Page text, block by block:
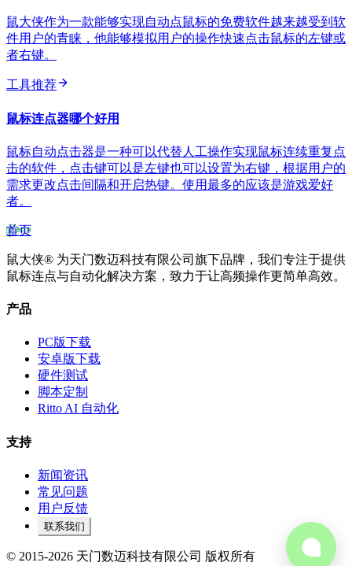
鼠大侠作为一款能够实现自动点鼠标的免费软件越来越受到软
件用户的青睐，他能够模拟用户的操作快速点击鼠标的左键或
者右键。
工具推荐
鼠标连点器哪个好用
鼠标自动点击器是一种可以代替人工操作实现鼠标连续重复点
击的软件，点击键可以是左键也可以设置为右键，根据用户的
需求更改点击间隔和开启热键。使用最多的应该是游戏爱好
者。
首页
鼠大侠® 为天门数迈科技有限公司旗下品牌，我们专注于提供
鼠标连点与自动化解决方案，致力于让高频操作更简单高效。
产品
PC版下载
安卓版下载
硬件测试
脚本定制
Ritto AI 自动化
支持
新闻资讯
常见问题
用户反馈
联系我们
© 2015-2026 天门数迈科技有限公司 版权所有